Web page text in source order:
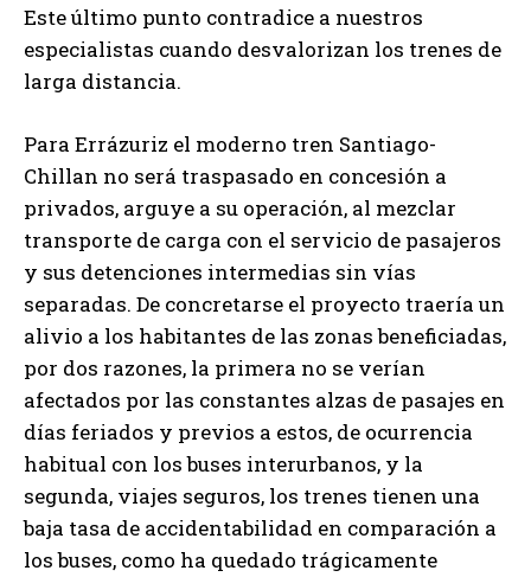
Este último punto contradice a nuestros
especialistas cuando desvalorizan los trenes de
larga distancia.
Para Errázuriz el moderno tren Santiago-
Chillan no será traspasado en concesión a
privados, arguye a su operación, al mezclar
transporte de carga con el servicio de pasajeros
y sus detenciones intermedias sin vías
separadas. De concretarse el proyecto traería un
alivio a los habitantes de las zonas beneficiadas,
por dos razones, la primera no se verían
afectados por las constantes alzas de pasajes en
días feriados y previos a estos, de ocurrencia
habitual con los buses interurbanos, y la
segunda, viajes seguros, los trenes tienen una
baja tasa de accidentabilidad en comparación a
los buses, como ha quedado trágicamente